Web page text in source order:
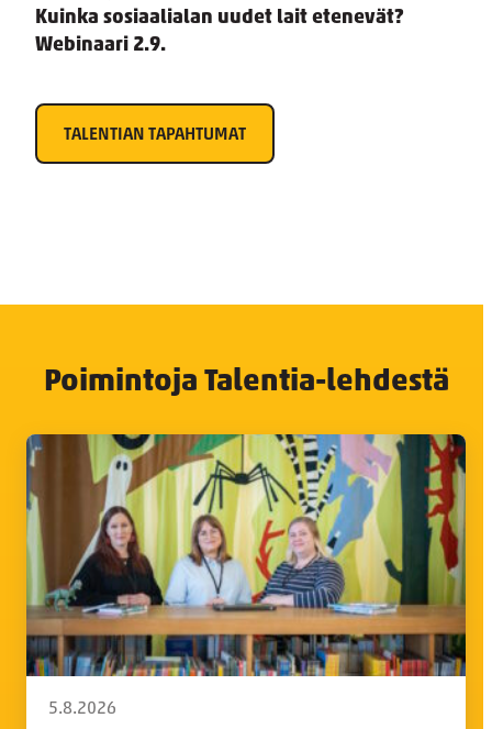
Kuinka sosiaalialan uudet lait etenevät?
Webinaari 2.9.
TALENTIAN TAPAHTUMAT
Poimintoja Talentia-lehdestä
5.8.2026